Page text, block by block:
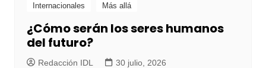
Internacionales Más allá
¿Cómo serán los seres humanos
del futuro?
Redacción IDL 30 julio, 2026